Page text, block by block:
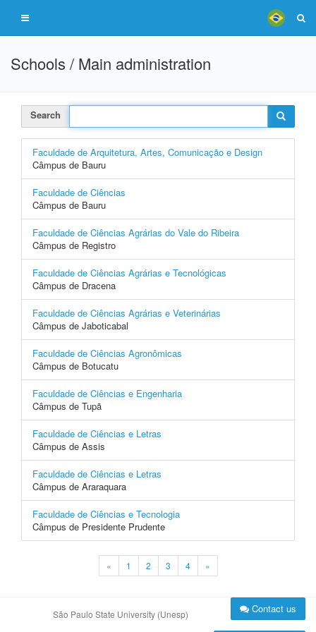
Schools / Main administration
Search
Faculdade de Arquitetura, Artes, Comunicação e Design
Câmpus de Bauru
Faculdade de Ciências
Câmpus de Bauru
Faculdade de Ciências Agrárias do Vale do Ribeira
Câmpus de Registro
Faculdade de Ciências Agrárias e Tecnológicas
Câmpus de Dracena
Faculdade de Ciências Agrárias e Veterinárias
Câmpus de Jaboticabal
Faculdade de Ciências Agronômicas
Câmpus de Botucatu
Faculdade de Ciências e Engenharia
Câmpus de Tupã
Faculdade de Ciências e Letras
Câmpus de Assis
Faculdade de Ciências e Letras
Câmpus de Araraquara
Faculdade de Ciências e Tecnologia
Câmpus de Presidente Prudente
« 1 2 3 4 »
São Paulo State University (Unesp) Contact us